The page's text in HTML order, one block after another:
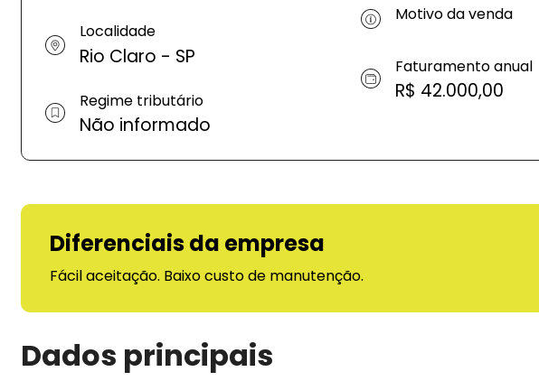
Localidade
Rio Claro - SP
Regime tributário
Não informado
Motivo da venda
Faturamento anual
R$ 42.000,00
Diferenciais da empresa
Fácil aceitação. Baixo custo de manutenção.
Dados principais